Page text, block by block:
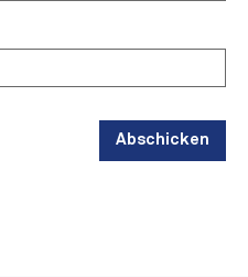
Abschicken